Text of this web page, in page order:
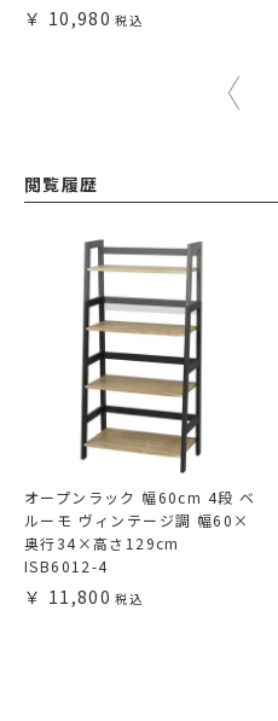
10,980
閲覧履歴
オープンラック 幅60cm 4段 ベ
ルーモ ヴィンテージ調 幅60×
奥行34×高さ129cm
ISB6012-4
11,800